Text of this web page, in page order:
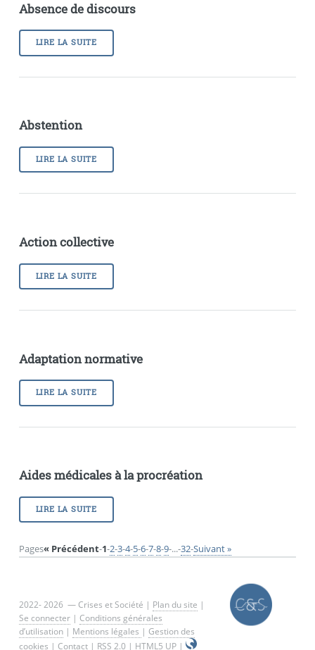
Absence de discours
LIRE LA SUITE
Abstention
LIRE LA SUITE
Action collective
LIRE LA SUITE
Adaptation normative
LIRE LA SUITE
Aides médicales à la procréation
LIRE LA SUITE
Pages« Précédent-1-2-3-4-5-6-7-8-9-...-32-Suivant »
2022- 2026 — Crises et Société | Plan du site |
Se connecter| Conditions générales
d’utilisation| Mentions légales | Gestion des
cookies | Contact| RSS 2.0| HTML5 UP|